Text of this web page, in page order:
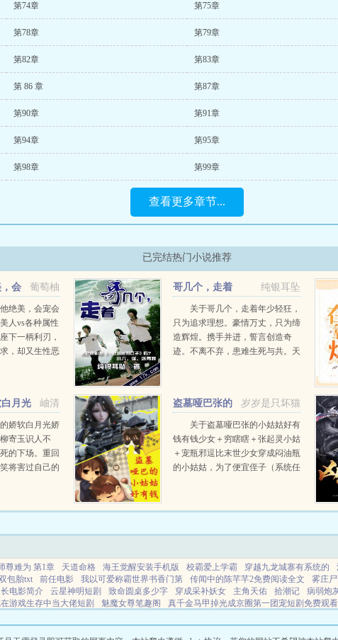
第74章 第75章
第78章 第79章
第82章 第83章
第 86 章 第87章
第90章 第91章
第94章 第95章
第98章 第99章
查看更多章节...
已完结热门小说推荐
葡萄柚
会
绝美，会宠会
人vs各种属性
下一柄利刃，
，却又生性恶
纯银耳坠
哥几个，走着
关于哥几个，走着年少轻狂，
只为追求理想。豪情万丈，只为缔
造辉煌。携手并进，誓言创造奇
迹。不离不弃，患难生死与共。天
岫清
月光
娇软白月光娇
寄玉识人不
的下场。重回
将害过自己的
怪，那个对自
岁岁是只坏猫
盗墓哑巴张的
小姑姑好有钱
关于盗墓哑巴张的小姑姑好有
钱有钱少女＋穷瞎瞎＋张起灵小姑
＋宠瓶邪逗比末世少女穿成闷油瓶
的小姑姑，为了便宜侄子（系统任
姑娘跟她经常失忆的哑巴大侄子相
尊难为 第1章 天道命格 海王觉醒安装手机版 校霸爱上学霸 穿越九龙城寨有系统的
包胎txt 前任电影 我以可爱称霸世界书香门第 传闻中的陈芊芊2免费阅读全文 雾庄
电影简介 云星神明短剧 致命圆桌多少字 穿成采补妖女 主角天佑 拾潮记 病弱炮
游戏生存中当大佬短剧 魅魔女尊笔趣阁 真千金马甲掉光成京圈第一团宠短剧免费观
火影系情 退婚后我称霸边关最新章节更新内容 天佑ir831战歌 楚清明全部 道琼指 碧